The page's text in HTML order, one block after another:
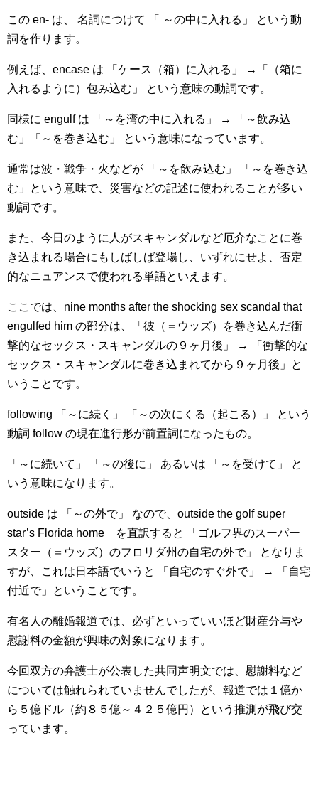
この en- は、 名詞につけて 「 ～の中に入れる」 という動
詞を作ります。
例えば、encase は 「ケース（箱）に入れる」 →「（箱に
入れるように）包み込む」 という意味の動詞です。
同様に engulf は 「～を湾の中に入れる」 → 「～飲み込
む」「～を巻き込む」 という意味になっています。
通常は波・戦争・火などが 「～を飲み込む」 「～を巻き込
む」という意味で、災害などの記述に使われることが多い
動詞です。
また、今日のように人がスキャンダルなど厄介なことに巻
き込まれる場合にもしばしば登場し、いずれにせよ、否定
的なニュアンスで使われる単語といえます。
ここでは、nine months after the shocking sex scandal that
engulfed him の部分は、「彼（＝ウッズ）を巻き込んだ衝
撃的なセックス・スキャンダルの９ヶ月後」 → 「衝撃的な
セックス・スキャンダルに巻き込まれてから９ヶ月後」と
いうことです。
following 「～に続く」 「～の次にくる（起こる）」 という
動詞 follow の現在進行形が前置詞になったもの。
「～に続いて」 「～の後に」 あるいは 「～を受けて」 と
いう意味になります。
outside は 「～の外で」 なので、outside the golf super
star’s Florida home を直訳すると 「ゴルフ界のスーパー
スター（＝ウッズ）のフロリダ州の自宅の外で」 となりま
すが、これは日本語でいうと 「自宅のすぐ外で」 → 「自宅
付近で」ということです。
有名人の離婚報道では、必ずといっていいほど財産分与や
慰謝料の金額が興味の対象になります。
今回双方の弁護士が公表した共同声明文では、慰謝料など
については触れられていませんでしたが、報道では１億か
ら５億ドル（約８５億～４２５億円）という推測が飛び交
っています。